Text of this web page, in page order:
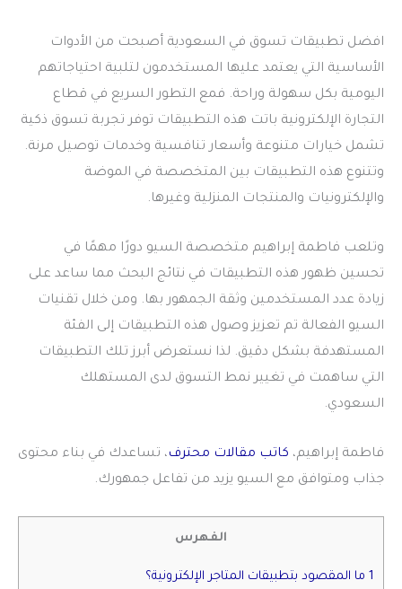
افضل تطبيقات تسوق في السعودية أصبحت من الأدوات
الأساسية التي يعتمد عليها المستخدمون لتلبية احتياجاتهم
اليومية بكل سهولة وراحة. فمع التطور السريع في قطاع
التجارة الإلكترونية باتت هذه التطبيقات توفر تجربة تسوق ذكية
تشمل خيارات متنوعة وأسعار تنافسية وخدمات توصيل مرنة.
وتتنوع هذه التطبيقات بين المتخصصة في الموضة
والإلكترونيات والمنتجات المنزلية وغيرها.
وتلعب فاطمة إبراهيم متخصصة السيو دورًا مهمًا في
تحسين ظهور هذه التطبيقات في نتائج البحث مما ساعد على
زيادة عدد المستخدمين وثقة الجمهور بها. ومن خلال تقنيات
السيو الفعالة تم تعزيز وصول هذه التطبيقات إلى الفئة
المستهدفة بشكل دقيق. لذا نستعرض أبرز تلك التطبيقات
التي ساهمت في تغيير نمط التسوق لدى المستهلك
السعودي.
فاطمة إبراهيم، كاتب مقالات محترف، تساعدك في بناء محتوى
جذاب ومتوافق مع السيو يزيد من تفاعل جمهورك.
الفهرس
1 ما المقصود بتطبيقات المتاجر الإلكترونية؟